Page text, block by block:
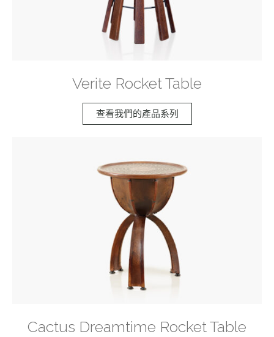
Verite Rocket Table
查看我們的產品系列
Cactus Dreamtime Rocket Table